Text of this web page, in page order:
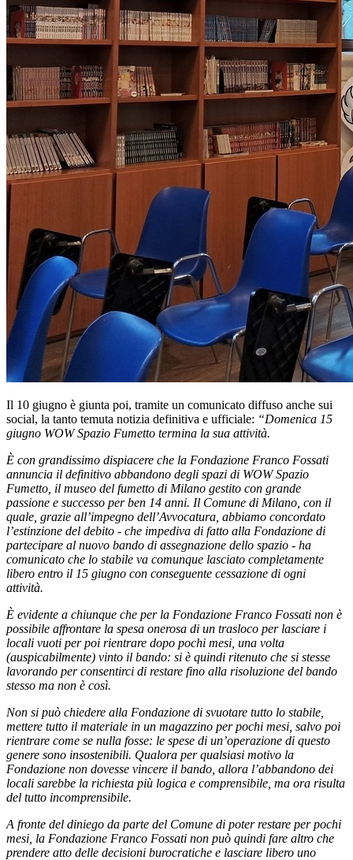
Il 10 giugno è giunta poi, tramite un comunicato diffuso anche sui
social, la tanto temuta notizia definitiva e ufficiale: “Domenica 15
giugno WOW Spazio Fumetto termina la sua attività.
È con grandissimo dispiacere che la Fondazione Franco Fossati
annuncia il definitivo abbandono degli spazi di WOW Spazio
Fumetto, il museo del fumetto di Milano gestito con grande
passione e successo per ben 14 anni. Il Comune di Milano, con il
quale, grazie all’impegno dell’Avvocatura, abbiamo concordato
l’estinzione del debito - che impediva di fatto alla Fondazione di
partecipare al nuovo bando di assegnazione dello spazio - ha
comunicato che lo stabile va comunque lasciato completamente
libero entro il 15 giugno con conseguente cessazione di ogni
attività.
È evidente a chiunque che per la Fondazione Franco Fossati non è
possibile affrontare la spesa onerosa di un trasloco per lasciare i
locali vuoti per poi rientrare dopo pochi mesi, una volta
(auspicabilmente) vinto il bando: si è quindi ritenuto che si stesse
lavorando per consentirci di restare fino alla risoluzione del bando
stesso ma non è così.
Non si può chiedere alla Fondazione di svuotare tutto lo stabile,
mettere tutto il materiale in un magazzino per pochi mesi, salvo poi
rientrare come se nulla fosse: le spese di un’operazione di questo
genere sono insostenibili. Qualora per qualsiasi motivo la
Fondazione non dovesse vincere il bando, allora l’abbandono dei
locali sarebbe la richiesta più logica e comprensibile, ma ora risulta
del tutto incomprensibile.
A fronte del diniego da parte del Comune di poter restare per pochi
mesi, la Fondazione Franco Fossati non può quindi fare altro che
prendere atto delle decisioni burocratiche e lasciare libero uno